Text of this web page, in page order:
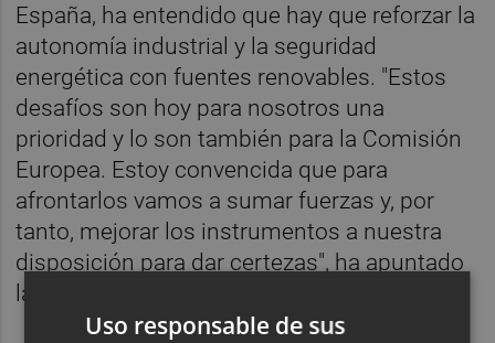
España, ha entendido que hay que reforzar la
autonomía industrial y la seguridad
energética con fuentes renovables. "Estos
desafíos son hoy para nosotros una
prioridad y lo son también para la Comisión
Europea. Estoy convencida que para
afrontarlos vamos a sumar fuerzas y, por
tanto, mejorar los instrumentos a nuestra
disposición para dar certezas", ha apuntado
la ministra.
Uso responsable de sus